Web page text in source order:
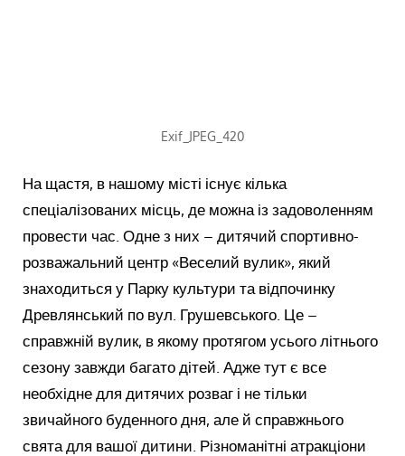
Exif_JPEG_420
На щастя, в нашому місті існує кілька
спеціалізованих місць, де можна із задоволенням
провести час. Одне з них – дитячий спортивно-
розважальний центр «Веселий вулик», який
знаходиться у Парку культури та відпочинку
Древлянський по вул. Грушевського. Це –
справжній вулик, в якому протягом усього літнього
сезону завжди багато дітей. Адже тут є все
необхідне для дитячих розваг і не тільки
звичайного буденного дня, але й справжнього
свята для вашої дитини. Різноманітні атракціони